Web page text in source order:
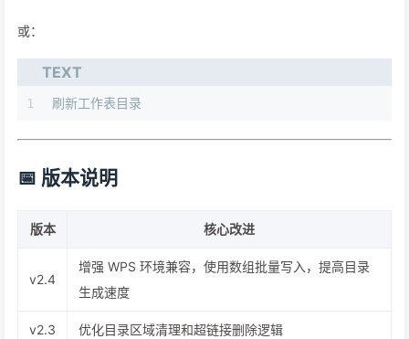
或：
TEXT
1 刷新工作表目录
📅 版本说明
版本 核心改进
v2.4
增强 WPS 环境兼容，使用数组批量写入，提高目录
生成速度
v2.3 优化目录区域清理和超链接删除逻辑